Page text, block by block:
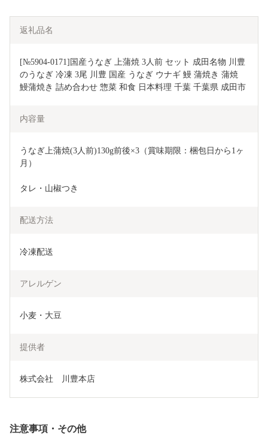
返礼品名
[№5904-0171]国産うなぎ 上蒲焼 3人前 セット 成田名物 川豊
のうなぎ 冷凍 3尾 川豊 国産 うなぎ ウナギ 鰻 蒲焼き 蒲焼
鰻蒲焼き 詰め合わせ 惣菜 和食 日本料理 千葉 千葉県 成田市
内容量
うなぎ上蒲焼(3人前)130g前後×3（賞味期限：梱包日から1ヶ
月）
タレ・山椒つき
配送方法
冷凍配送
アレルゲン
小麦・大豆
提供者
株式会社　川豊本店
注意事項・その他